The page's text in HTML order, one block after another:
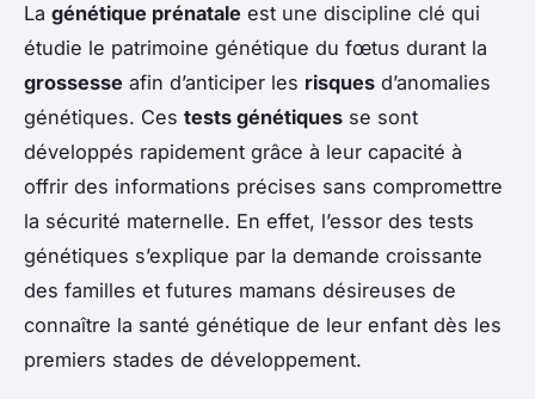
La génétique prénatale est une discipline clé qui
étudie le patrimoine génétique du fœtus durant la
grossesse afin d’anticiper les risques d’anomalies
génétiques. Ces tests génétiques se sont
développés rapidement grâce à leur capacité à
offrir des informations précises sans compromettre
la sécurité maternelle. En effet, l’essor des tests
génétiques s’explique par la demande croissante
des familles et futures mamans désireuses de
connaître la santé génétique de leur enfant dès les
premiers stades de développement.